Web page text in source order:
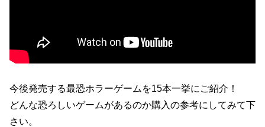
今後発売する最恐ホラーゲームを15本一挙にご紹介！
どんな恐ろしいゲームがあるのか購入の参考にしてみて下
さい。